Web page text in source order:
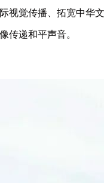
视觉传播、拓宽中华
传递和平声音。